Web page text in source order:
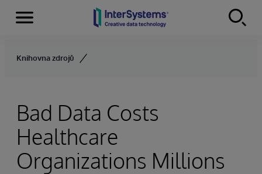
Skip to content
Menu
Knihovna zdrojů
Bad Data Costs
Healthcare
Organizations Millions